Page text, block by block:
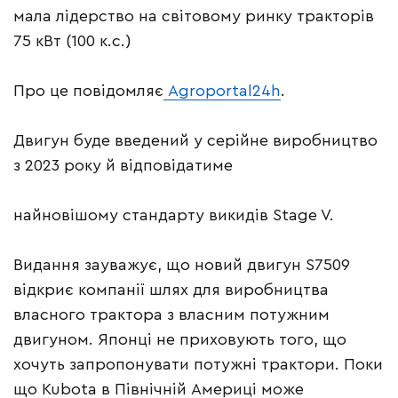
мала лідерство на світовому ринку тракторів
75 кВт (100 к.с.)
Про це повідомляє Agroportal24h.
Двигун буде введений у серійне виробництво
з 2023 року й відповідатиме
найновішому стандарту викидів Stage V.
Видання зауважує, що новий двигун S7509
відкриє компанії шлях для виробництва
власного трактора з власним потужним
двигуном. Японці не приховують того, що
хочуть запропонувати потужні трактори. Поки
що Kubota в Північній Америці може